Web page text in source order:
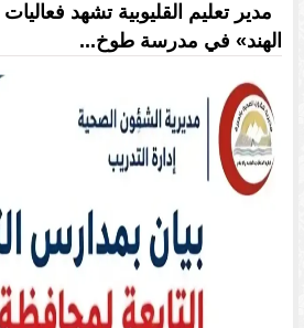
مدير تعليم القليوبية تشهد
الهند» في مدرسة طوخ...